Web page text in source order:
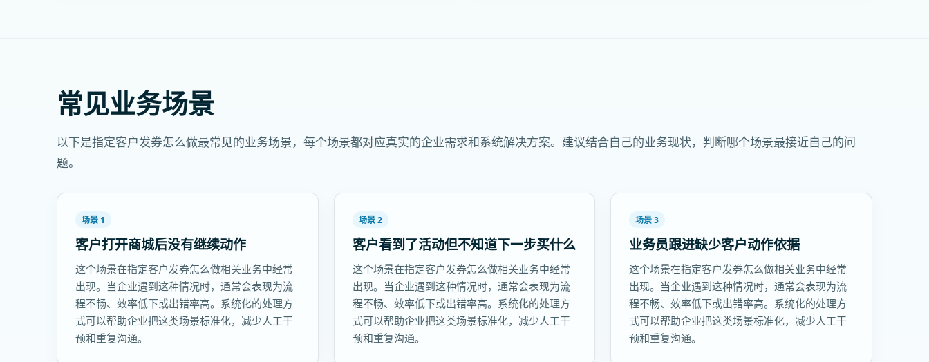
常见业务场景
以下是指定客户发券怎么做最常见的业务场景，每个场景都对应真实的企业需求和系统解决方案。建议结合自己的业务现状，判断哪个场景最接近自己的问
题。
场景 1
客户打开商城后没有继续动作
这个场景在指定客户发券怎么做相关业务中经常
出现。当企业遇到这种情况时，通常会表现为流
程不畅、效率低下或出错率高。系统化的处理方
式可以帮助企业把这类场景标准化，减少人工干
预和重复沟通。
场景 2
客户看到了活动但不知道下一步买什么
这个场景在指定客户发券怎么做相关业务中经常
出现。当企业遇到这种情况时，通常会表现为流
程不畅、效率低下或出错率高。系统化的处理方
式可以帮助企业把这类场景标准化，减少人工干
预和重复沟通。
场景 3
业务员跟进缺少客户动作依据
这个场景在指定客户发券怎么做相关业务中经常
出现。当企业遇到这种情况时，通常会表现为流
程不畅、效率低下或出错率高。系统化的处理方
式可以帮助企业把这类场景标准化，减少人工干
预和重复沟通。